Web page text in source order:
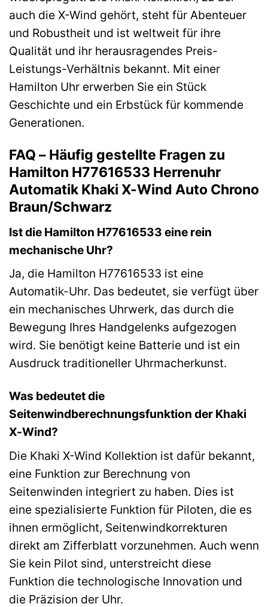
auch die X-Wind gehört, steht für Abenteuer
und Robustheit und ist weltweit für ihre
Qualität und ihr herausragendes Preis-
Leistungs-Verhältnis bekannt. Mit einer
Hamilton Uhr erwerben Sie ein Stück
Geschichte und ein Erbstück für kommende
Generationen.
FAQ – Häufig gestellte Fragen zu
Hamilton H77616533 Herrenuhr
Automatik Khaki X-Wind Auto Chrono
Braun/Schwarz
Ist die Hamilton H77616533 eine rein
mechanische Uhr?
Ja, die Hamilton H77616533 ist eine
Automatik-Uhr. Das bedeutet, sie verfügt über
ein mechanisches Uhrwerk, das durch die
Bewegung Ihres Handgelenks aufgezogen
wird. Sie benötigt keine Batterie und ist ein
Ausdruck traditioneller Uhrmacherkunst.
Was bedeutet die
Seitenwindberechnungsfunktion der Khaki
X-Wind?
Die Khaki X-Wind Kollektion ist dafür bekannt,
eine Funktion zur Berechnung von
Seitenwinden integriert zu haben. Dies ist
eine spezialisierte Funktion für Piloten, die es
ihnen ermöglicht, Seitenwindkorrekturen
direkt am Zifferblatt vorzunehmen. Auch wenn
Sie kein Pilot sind, unterstreicht diese
Funktion die technologische Innovation und
die Präzision der Uhr.